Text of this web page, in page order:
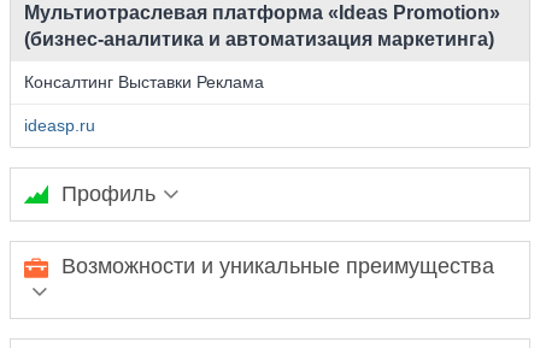
Мультиотраслевая платформа «Ideas Promotion»
(бизнес-аналитика и автоматизация маркетинга)
Консалтинг Выставки Реклама
ideasp.ru
Профиль
Ideas Promotion - цифровая платформа интеллектуального
маркетинга и ремаркетинга. Платформа автоматизации
маркетинга, цифровой адаптации бизнеса, продвижения
бизнеса в онлайн и WEB 3.0. Ideas Promotion представляет
решение по развитию быстрых коммуникаций. Платформа
Возможности и уникальные преимущества
Маркетинговый сервис для руководителей бизнеса,